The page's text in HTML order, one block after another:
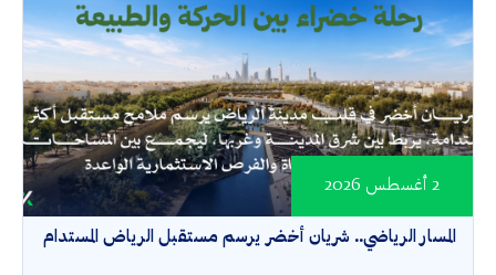
المسار الرياضي.. شريان أخضر يرسم مستقبل الرياض المستدام
2 أغسطس 2026